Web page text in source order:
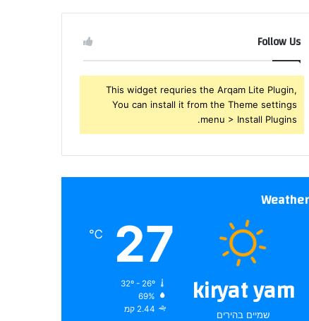
שלך
Follow Us
This widget requries the Arqam Lite Plugin,
You can install it from the Theme settings
menu > Install Plugins.
Weather
kiryat yam
שמיים בהירים
27
℃
32º - 26º
69%
2.44 קמ